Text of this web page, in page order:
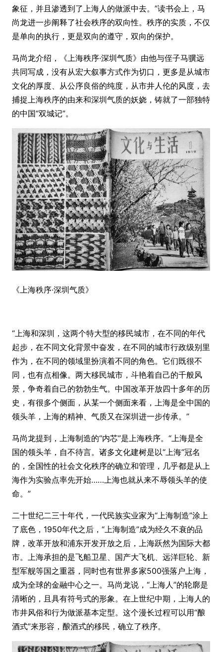
象征，并且渗透到了上海人的做派中去。”读书会上，马
尚龙进一步阐释了社会秩序的双向性。秩序的实质，不仅
是单向的执行，更是双向的遵守，双向的保护。
马尚龙介绍，《上海秩序·深圳气质》由他与侄子马骥远
共同写成，没有从宏大叙事方式作为切口，更多是从城市
文化的厚度、从公序良俗的纯度，从市井人伦的风度，去
捕捉上海秩序的由来和深圳气质的妖娆，铸就了一部独特
的中国“双城记”。
《上海秩序·深圳气质》
“上海和深圳，这两个特大型的移民城市，在不同的年代
起步，在不同文化背景中奋发，在不同的城市行政级别里
作为，在不同的领域里扮演着不同的角色。它们既很不
同，也有点相像。两大移民城市，斗艳着自己的千般风
景，争奇着自己的勃勃生气。中国改革开放四十多年的历
史，有很多个侧面，从某一个侧面来看，上海是全中国的
领头羊，上海的精神、气质又在深圳进一步传承。”
马尚龙提到，上海制造的“内芯”是上海秩序。“上海是全
国的领头羊，自不待言。诸多文化建树是以“上海”冠名
的，全国性的社会文化秩序的确立和管理，几乎都是从上
海作为实验点率先开始……上海也就从来不辱领头羊的使
命。”
二十世纪二三十年代，一代民族实业家为“上海制造”涂上
了底色，1950年代之后，“上海制造”成为经久不衰的品
牌，改革开放和浦东开发开放之后，上海跃然为国际大都
市。上海承担的是飞船卫星、国产大飞机、远洋巨轮、新
型军舰等国之重器，同时也有世界多家500强落户上海，
成为全球的金融中心之一。马尚龙说，“上海人”的轮廓是
清晰的，且具有符号式的形象。在上世纪中期，上海人的
市井风俗和行为做派基本定型。这个漫长过程可以用“酿
酒式”来形容，酿酒式的移民，确立了秩序。